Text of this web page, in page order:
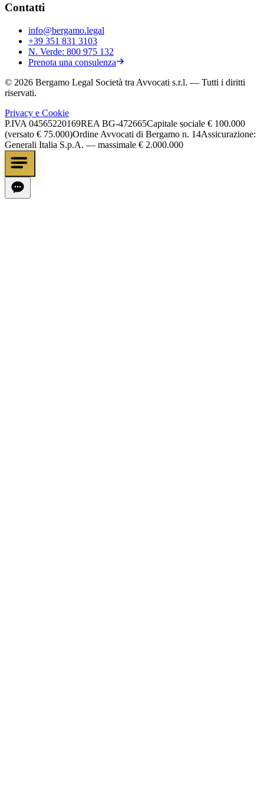
Contatti
info@bergamo.legal
+39 351 831 3103
N. Verde: 800 975 132
Prenota una consulenza
© 2026 Bergamo Legal Società tra Avvocati s.r.l. — Tutti i diritti
riservati.
Privacy e Cookie
P.IVA 04565220169REA BG-472665Capitale sociale € 100.000
(versato € 75.000)Ordine Avvocati di Bergamo n. 14Assicurazione:
Generali Italia S.p.A. — massimale € 2.000.000